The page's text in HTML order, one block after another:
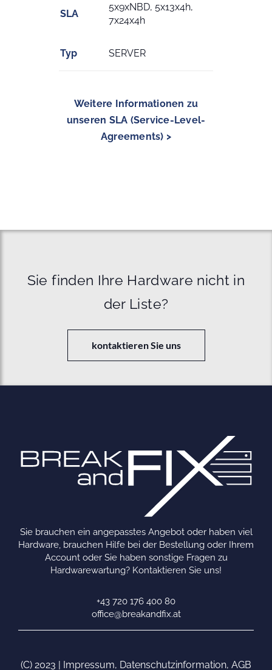
SLA
5x9xNBD, 5x13x4h,
7x24x4h
Typ SERVER
Weitere Informationen zu
unseren SLA (Service-Level-
Agreements) >
Sie finden Ihre Hardware nicht in
der Liste?
kontaktieren Sie uns
Sie brauchen ein angepasstes Angebot oder haben viel
Hardware, brauchen Hilfe bei der Bestellung oder Ihrem
Account oder Sie haben sonstige Fragen zu
Hardwarewartung? Kontaktieren Sie uns!
+43 720 176 400 80
office@breakandfix.at
(C) 2023 | Impressum, Datenschutzinformation, AGB